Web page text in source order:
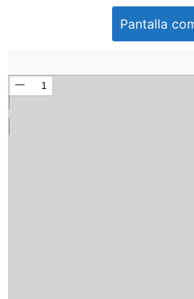
Pantalla